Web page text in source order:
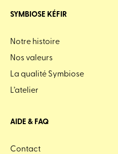
SYMBIOSE KÉFIR
Notre histoire
Nos valeurs
La qualité Symbiose
L’atelier
AIDE & FAQ
Contact